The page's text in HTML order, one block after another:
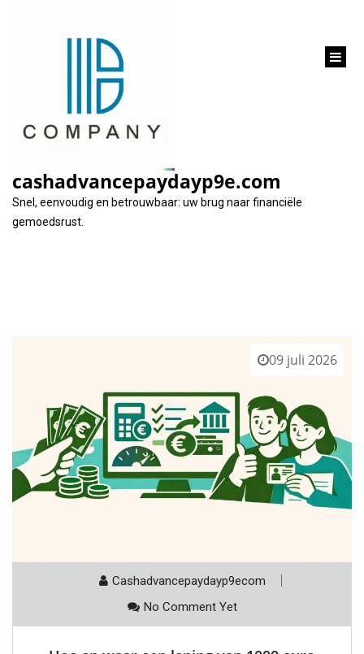
cashadvancepaydayp9e.com
Snel, eenvoudig en betrouwbaar: uw brug naar financiële
gemoedsrust.
Tag:
09 juli 2026
Cashadvancepaydayp9ecom
No Comment Yet